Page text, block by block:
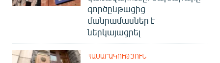
գործընթացից
մանրամասներ է
ներկայացրել
ՀԱՍԱՐԱԿՈՒԹՅՈՒՆ